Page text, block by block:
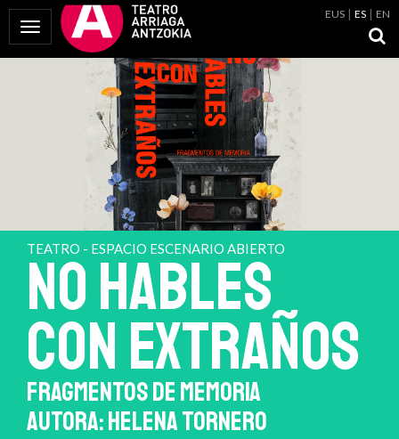
Mostrar Menú
EUS ES EN
TEATRO - ESPACIO ESCENARIO ABIERTO
NO HABLES
CON EXTRAÑOS
FRAGMENTOS DE MEMORIA
AUTORA: HELENA TORNERO